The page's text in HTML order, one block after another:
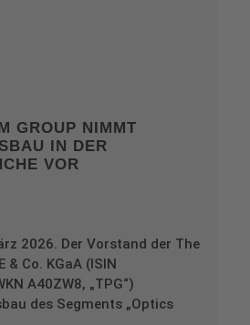
GROUP NIMMT
IN DER
VOR
2026. Der Vorstand der The
Co. KGaA (ISIN
A40ZW8, „TPG“)
des Segments „Optics